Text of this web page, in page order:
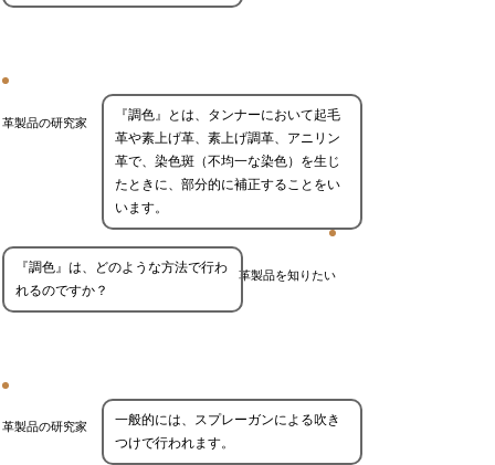
革製品の研究家
『調色』とは、タンナーにおいて起毛
革や素上げ革、素上げ調革、アニリン
革で、染色斑（不均一な染色）を生じ
たときに、部分的に補正することをい
います。
革製品を知りたい
『調色』は、どのような方法で行わ
れるのですか？
革製品の研究家
一般的には、スプレーガンによる吹き
つけで行われます。